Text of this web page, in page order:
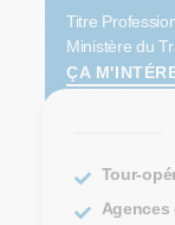
Titre
Ministère du
ÇA
Tour-
Agences